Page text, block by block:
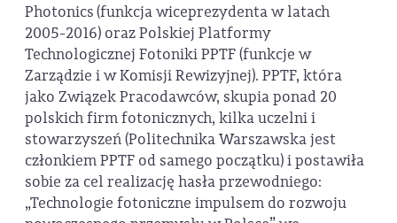
Photonics(funkcja wiceprezydenta w latach
2005-2016) oraz Polskiej Platformy
Technologicznej Fotoniki PPTF (funkcje w
Zarządzie i w Komisji Rewizyjnej). PPTF, która
jako Związek Pracodawców, skupia ponad 20
polskich firm fotonicznych, kilka uczelni i
stowarzyszeń (Politechnika Warszawska jest
członkiem PPTF od samego początku) i postawiła
sobie za cel realizację hasła przewodniego:
„Technologie fotoniczne impulsem do rozwoju